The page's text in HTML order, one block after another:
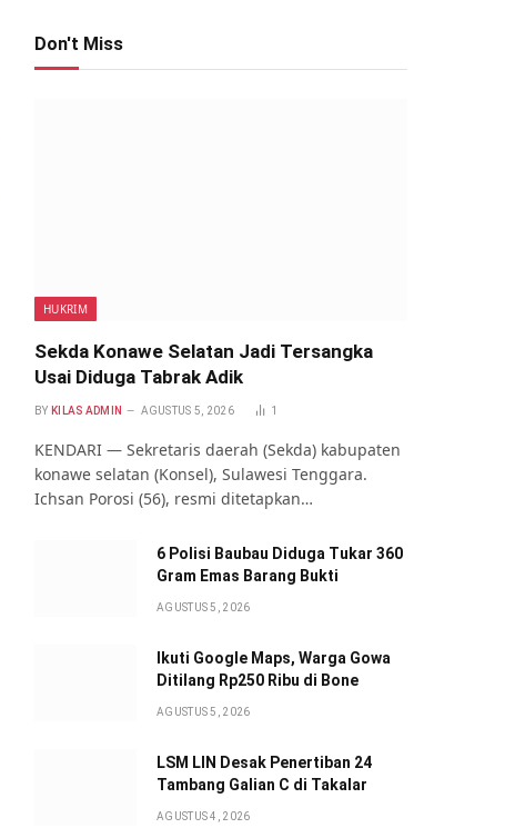
Don't Miss
HUKRIM
Sekda Konawe Selatan Jadi Tersangka
Usai Diduga Tabrak Adik
BY KILAS ADMIN AGUSTUS 5, 2026 1
KENDARI — Sekretaris daerah (Sekda) kabupaten
konawe selatan (Konsel), Sulawesi Tenggara.
Ichsan Porosi (56), resmi ditetapkan…
6 Polisi Baubau Diduga Tukar 360
Gram Emas Barang Bukti
AGUSTUS 5, 2026
Ikuti Google Maps, Warga Gowa
Ditilang Rp250 Ribu di Bone
AGUSTUS 5, 2026
LSM LIN Desak Penertiban 24
Tambang Galian C di Takalar
AGUSTUS 4, 2026